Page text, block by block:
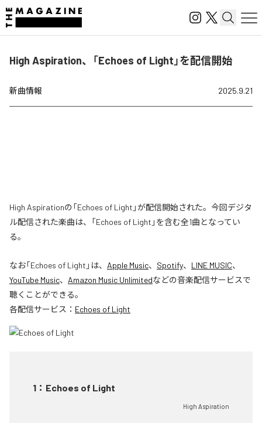
High Aspiration、「Echoes of Light」を配信開始
新曲情報 2025.9.21
High Aspirationの「Echoes of Light」が配信開始された。今回デジタ
ル配信された楽曲は、「Echoes of Light」を含む全1曲となってい
る。
なお「Echoes of Light 」は、 Apple Music、 Spotify、 LINE MUSIC、
YouTube Music、 Amazon Music Unlimitedなどの音楽配信サービスで
聴くことができる。
各配信サービス： Echoes of Light
1 ： Echoes of Light
High Aspiration